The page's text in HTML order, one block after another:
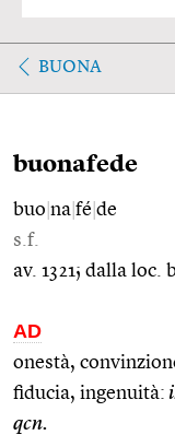
BUONA
buonafede
buo na fé de
s.f.
av. 1321; dalla loc.
AD
onestà,
fiducia, ingenuità:
qcn.